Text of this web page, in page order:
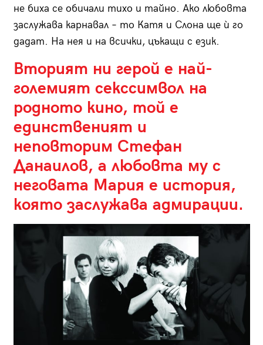
не биха се обичали тихо и тайно. Ако любовта
заслужава карнавал – то Катя и Слона ще ù го
дадат. На нея и на всички, цъкащи с език.
Вторият ни герой е най-
големият секссимвол на
родното кино, той е
единственият и
неповторим Стефан
Данаилов, а любовта му с
неговата Мария е история,
която заслужава адмирации.